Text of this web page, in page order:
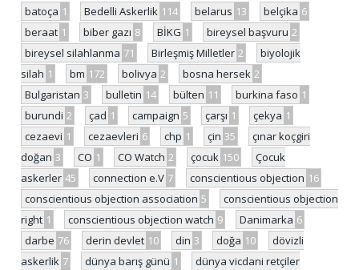
batoça 1 Bedelli Askerlik 114 belarus 13 belçika 6
beraat 1 biber gazı 8 BİKG 1 bireysel başvuru 2
bireysel silahlanma 71 Birleşmiş Milletler 2
biyolojik
silah 1 bm 172 bolivya 2 bosna hersek 2
Bulgaristan 3 bulletin 14 bülten 11 burkina faso 1
burundi 2 çad 1 campaign 5 çarşı 1 çekya 1
cezaevi 1 cezaevleri 6 chp 1 çin 35
çınar koçgiri
doğan 3 CO 1 CO Watch 2 çocuk 150
Çocuk
askerler 45 connection e.V 7 conscientious objection 16
conscientious objection association 5
conscientious objection
right 1 conscientious objection watch 9 Danimarka 6
darbe 76 derin devlet 10 din 3 doğa 10
dövizli
askerlik 7 dünya barış günü 1
dünya vicdani retçiler